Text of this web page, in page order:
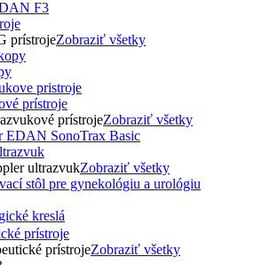
prístrojeZobraziť všetky
prístroje
prístrojeZobraziť všetky
ultrazvukZobraziť všetky
kreslá
prístroje
prístrojeZobraziť všetky